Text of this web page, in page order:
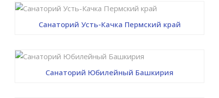
Санаторий Усть-Качка Пермский край
Санаторий Юбилейный Башкирия